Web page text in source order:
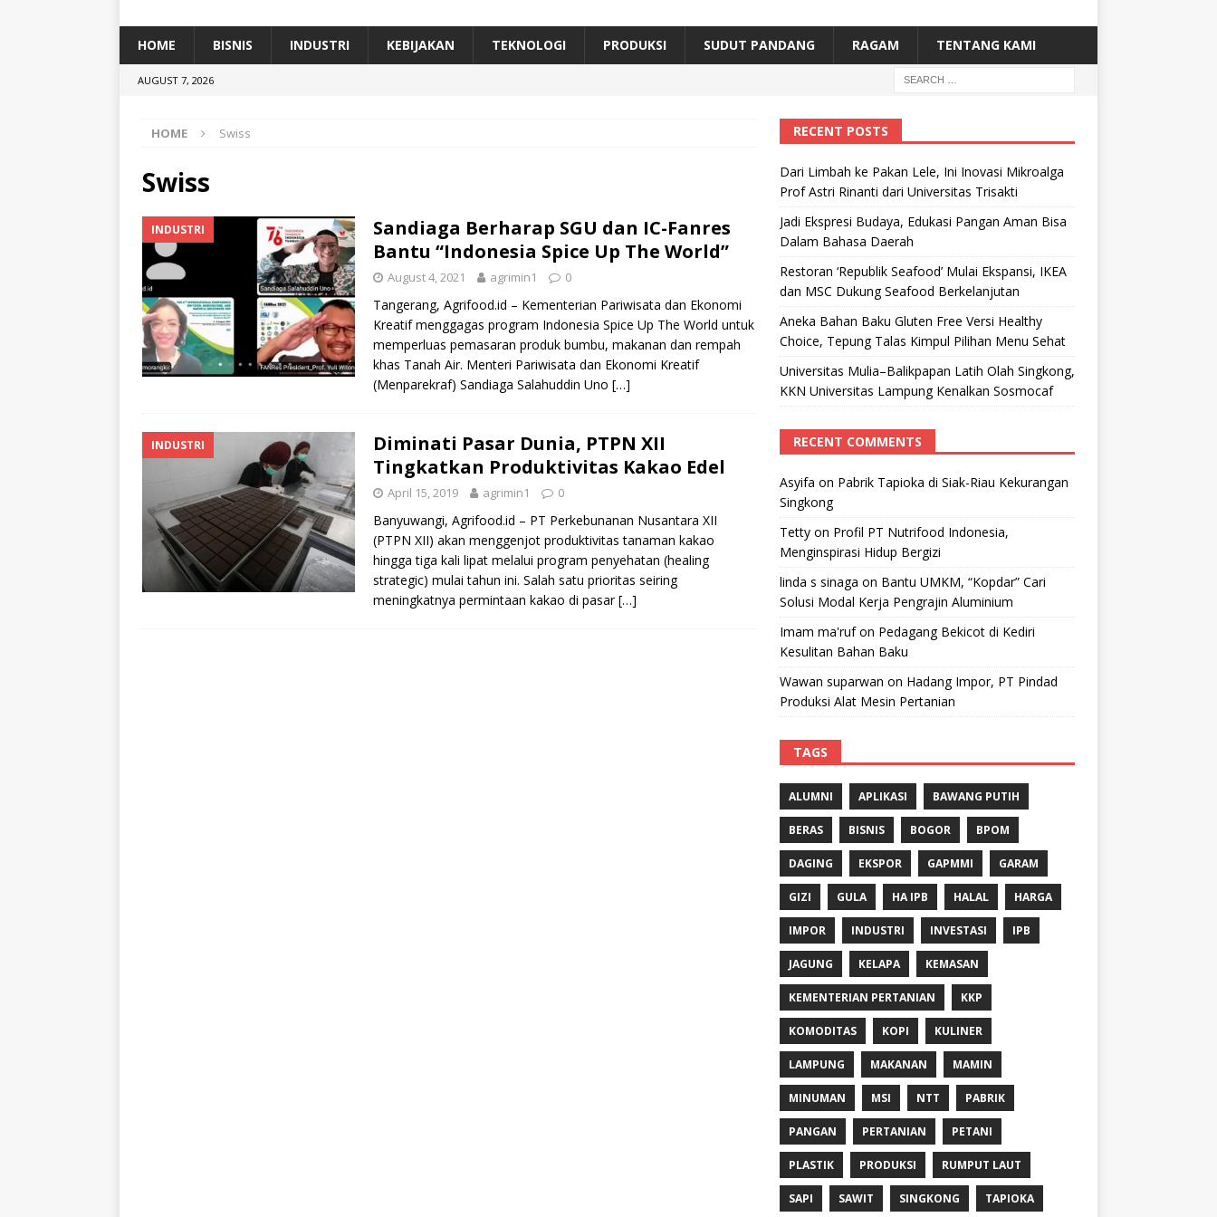
[ July 11, 2026 ] Dari Limbah ke Pakan Lele, Ini Inovasi Mikroalga Prof Astri Rinanti dari Universitas Trisakti
HOME BISNIS INDUSTRI KEBIJAKAN TEKNOLOGI PRODUKSI SUDUT PANDANG RAGAM TENTANG KAMI
AUGUST 7, 2026
HOME Swiss
Swiss
INDUSTRI
Sandiaga Berharap SGU dan IC-Fanres
Bantu “Indonesia Spice Up The World”
August 4, 2021 agrimin1 0
Tangerang, Agrifood.id – Kementerian Pariwisata dan Ekonomi
Kreatif menggagas program Indonesia Spice Up The World untuk
memperluas pemasaran produk bumbu, makanan dan rempah
khas Tanah Air. Menteri Pariwisata dan Ekonomi Kreatif
(Menparekraf) Sandiaga Salahuddin Uno […]
INDUSTRI
Diminati Pasar Dunia, PTPN XII
Tingkatkan Produktivitas Kakao Edel
April 15, 2019 agrimin1 0
Banyuwangi, Agrifood.id – PT Perkebunanan Nusantara XII
(PTPN XII) akan menggenjot produktivitas tanaman kakao
hingga tiga kali lipat melalui program penyehatan (healing
strategic) mulai tahun ini. Salah satu prioritas seiring
meningkatnya permintaan kakao di pasar[…]
RECENT POSTS
Dari Limbah ke Pakan Lele, Ini Inovasi Mikroalga
Prof Astri Rinanti dari Universitas Trisakti
Jadi Ekspresi Budaya, Edukasi Pangan Aman Bisa
Dalam Bahasa Daerah
Restoran ‘Republik Seafood’ Mulai Ekspansi, IKEA
dan MSC Dukung Seafood Berkelanjutan
Aneka Bahan Baku Gluten Free Versi Healthy
Choice, Tepung Talas Kimpul Pilihan Menu Sehat
Universitas Mulia–Balikpapan Latih Olah Singkong,
KKN Universitas Lampung Kenalkan Sosmocaf
RECENT COMMENTS
Asyifa on Pabrik Tapioka di Siak-Riau Kekurangan
Singkong
Tettyon Profil PT Nutrifood Indonesia,
Menginspirasi Hidup Bergizi
linda s sinaga on Bantu UMKM, “Kopdar” Cari
Solusi Modal Kerja Pengrajin Aluminium
Imam ma'rufon Pedagang Bekicot di Kediri
Kesulitan Bahan Baku
Wawan suparwan on Hadang Impor, PT Pindad
Produksi Alat Mesin Pertanian
TAGS
ALUMNI APLIKASI BAWANG PUTIH
BERAS BISNIS BOGOR BPOM
DAGING EKSPOR GAPMMI GARAM
GIZI GULA HA IPB HALAL HARGA
IMPOR INDUSTRI INVESTASI IPB
JAGUNG KELAPA KEMASAN
KEMENTERIAN PERTANIAN KKP
KOMODITAS KOPI KULINER
LAMPUNG MAKANAN MAMIN
MINUMAN MSI NTT PABRIK
PANGAN PERTANIAN PETANI
PLASTIK PRODUKSI RUMPUT LAUT
SAPI SAWIT SINGKONG TAPIOKA